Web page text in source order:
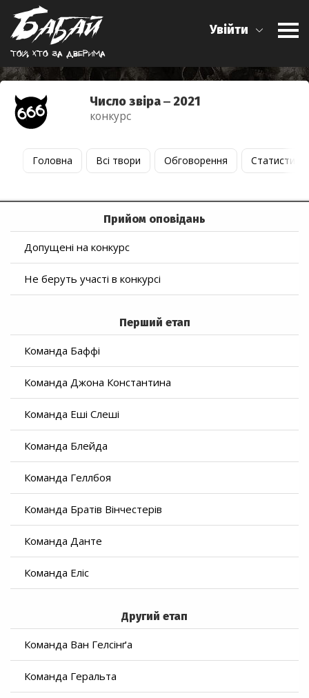
Той, хто за дверима
Увійти
Число звіра ‒ 2021
конкурс
Головна Всі твори Обговорення Статистика
Прийом оповідань
Допущені на конкурс
Не беруть участі в конкурсі
Перший етап
Команда Баффі
Команда Джона Константина
Команда Еші Слеші
Команда Блейда
Команда Геллбоя
Команда Братів Вінчестерів
Команда Данте
Команда Еліс
Другий етап
Команда Ван Гелсінґа
Команда Геральта